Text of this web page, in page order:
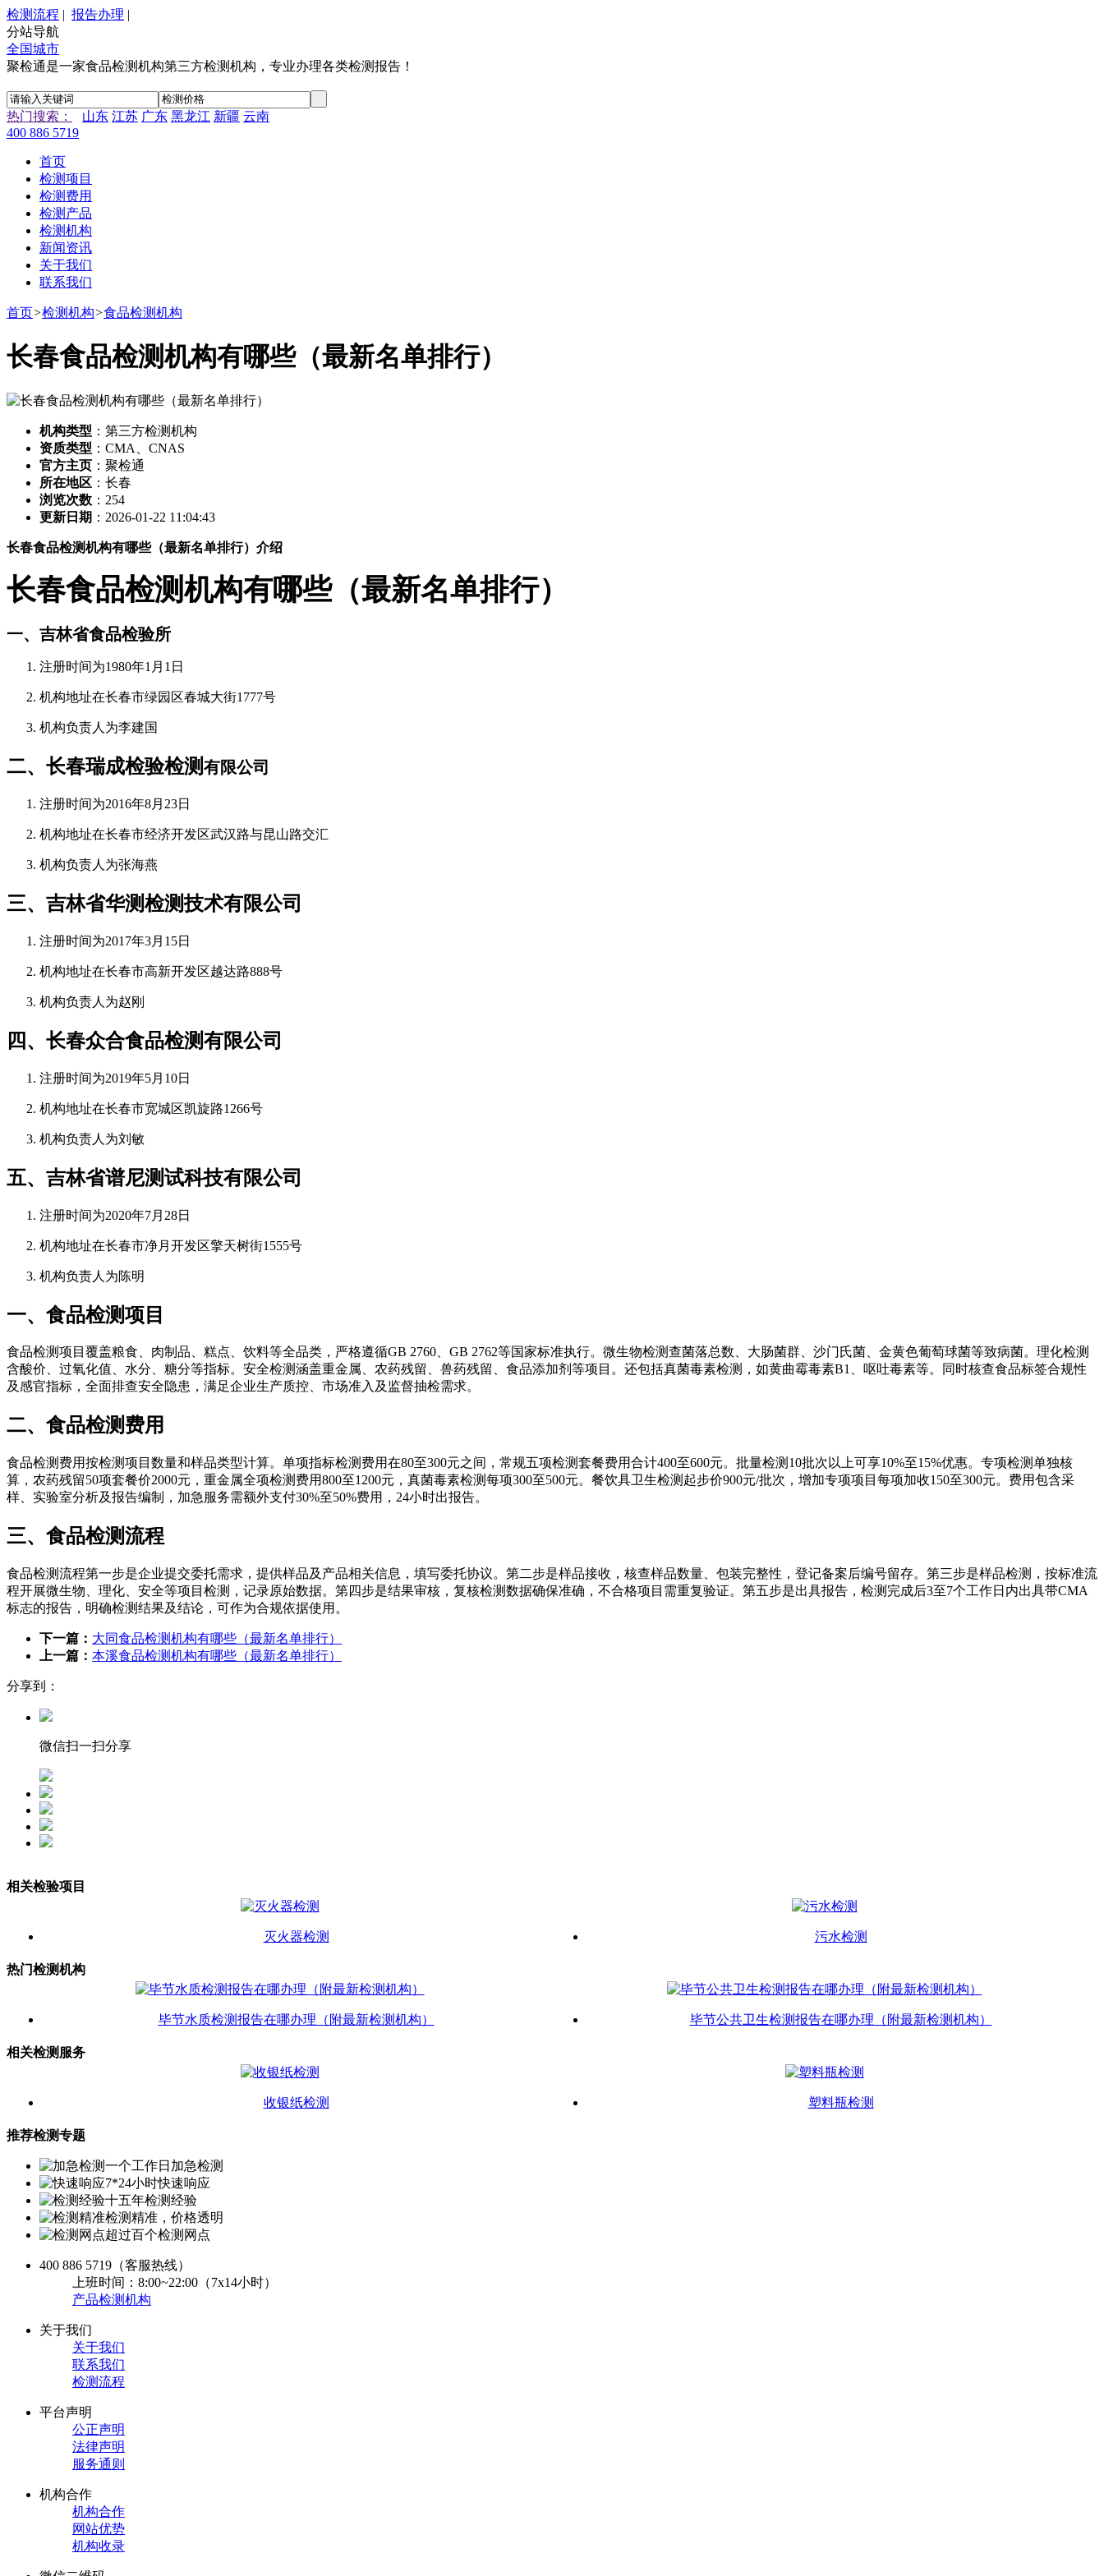
检测流程 | 报告办理 |
分站导航
全国城市
聚检通是一家食品检测机构第三方检测机构，专业办理各类检测报告！
热门搜索： 山东 江苏 广东 黑龙江 新疆 云南
400 886 5719
首页
检测项目
检测费用
检测产品
检测机构
新闻资讯
关于我们
联系我们
首页>检测机构>食品检测机构
长春食品检测机构有哪些（最新名单排行）
机构类型 ：第三方检测机构
资质类型 ：CMA、CNAS
官方主页 ：聚检通
所在地区 ：长春
浏览次数 ： 254
更新日期 ：2026-01-22 11:04:43
长春食品检测机构有哪些（最新名单排行）介绍
长春食品检测机构有哪些（最新名单排行）
一、吉林省食品检验所
注册时间为1980年1月1日
机构地址在长春市绿园区春城大街1777号
机构负责人为李建国
二、长春瑞成检验检测有限公司
注册时间为2016年8月23日
机构地址在长春市经济开发区武汉路与昆山路交汇
机构负责人为张海燕
三、吉林省华测检测技术有限公司
注册时间为2017年3月15日
机构地址在长春市高新开发区越达路888号
机构负责人为赵刚
四、长春众合食品检测有限公司
注册时间为2019年5月10日
机构地址在长春市宽城区凯旋路1266号
机构负责人为刘敏
五、吉林省谱尼测试科技有限公司
注册时间为2020年7月28日
机构地址在长春市净月开发区擎天树街1555号
机构负责人为陈明
一、食品检测项目
食品检测项目覆盖粮食、肉制品、糕点、饮料等全品类，严格遵循GB 2760、GB 2762等国家标准执行。微生物检测查菌落总数、大肠菌群、沙门氏菌、金黄色葡萄球菌等致病菌。理化检测
含酸价、过氧化值、水分、糖分等指标。安全检测涵盖重金属、农药残留、兽药残留、食品添加剂等项目。还包括真菌毒素检测，如黄曲霉毒素B1、呕吐毒素等。同时核查食品标签合规性
及感官指标，全面排查安全隐患，满足企业生产质控、市场准入及监督抽检需求。
二、食品检测费用
食品检测费用按检测项目数量和样品类型计算。单项指标检测费用在80至300元之间，常规五项检测套餐费用合计400至600元。批量检测10批次以上可享10%至15%优惠。专项检测单独核
算，农药残留50项套餐价2000元，重金属全项检测费用800至1200元，真菌毒素检测每项300至500元。餐饮具卫生检测起步价900元/批次，增加专项项目每项加收150至300元。费用包含采
样、实验室分析及报告编制，加急服务需额外支付30%至50%费用，24小时出报告。
三、食品检测流程
食品检测流程第一步是企业提交委托需求，提供样品及产品相关信息，填写委托协议。第二步是样品接收，核查样品数量、包装完整性，登记备案后编号留存。第三步是样品检测，按标准流
程开展微生物、理化、安全等项目检测，记录原始数据。第四步是结果审核，复核检测数据确保准确，不合格项目需重复验证。第五步是出具报告，检测完成后3至7个工作日内出具带CMA
标志的报告，明确检测结果及结论，可作为合规依据使用。
下一篇： 大同食品检测机构有哪些（最新名单排行）
上一篇： 本溪食品检测机构有哪些（最新名单排行）
分享到：
微信扫一扫分享
相关检验项目
灭火器检测 污水检测
热门检测机构
毕节水质检测报告在哪办理（附最新检测机构） 毕节公共卫生检测报告在哪办理（附最新检测机构）
相关检测服务
收银纸检测 塑料瓶检测
推荐检测专题
一个工作日加急检测
7*24小时快速响应
十五年检测经验
检测精准，价格透明
超过百个检测网点
400 886 5719 （客服热线）
上班时间：8:00~22:00（7x14小时）
产品检测机构
关于我们
关于我们
联系我们
检测流程
平台声明
公正声明
法律声明
服务通则
机构合作
机构合作
网站优势
机构收录